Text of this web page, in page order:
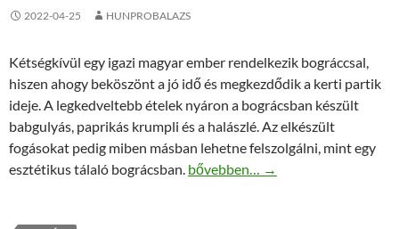
2022-04-25 HUNPROBALAZS
Kétségkívül egy igazi magyar ember rendelkezik bográccsal,
hiszen ahogy beköszönt a jó idő és megkezdődik a kerti partik
ideje. A legkedveltebb ételek nyáron a bográcsban készült
babgulyás, paprikás krumpli és a halászlé. Az elkészült
fogásokat pedig miben másban lehetne felszolgálni, mint egy
esztétikus tálaló bográcsban. Önnek van már tálaló bográcsa?
bővebben… →